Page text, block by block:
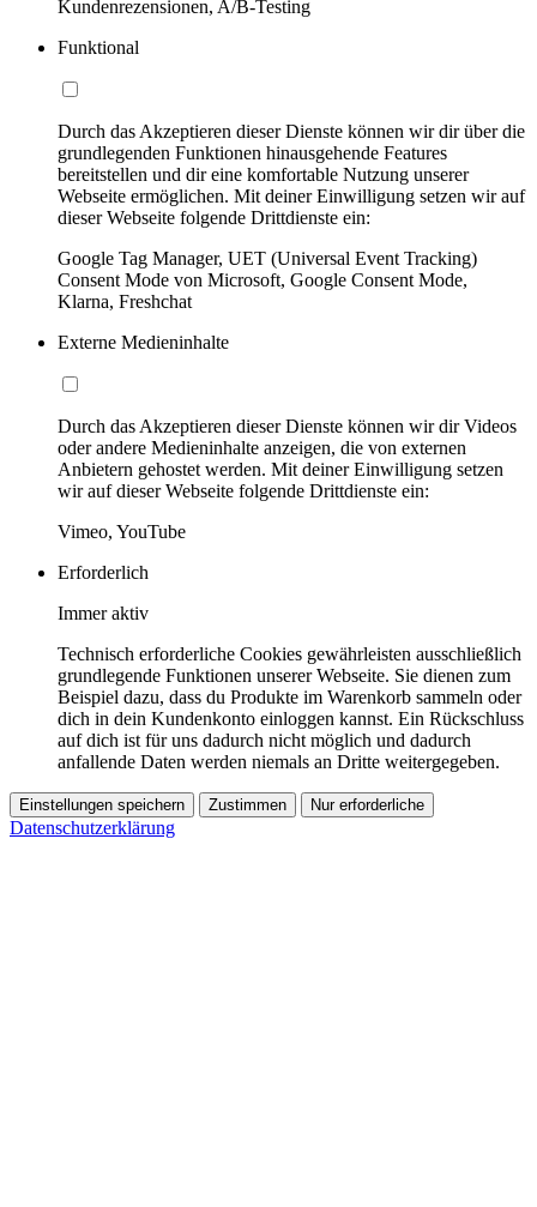
Kundenrezensionen, A/B-Testing
Funktional
Durch das Akzeptieren dieser Dienste können wir dir über die
grundlegenden Funktionen hinausgehende Features
bereitstellen und dir eine komfortable Nutzung unserer
Webseite ermöglichen. Mit deiner Einwilligung setzen wir auf
dieser Webseite folgende Drittdienste ein:
Google Tag Manager, UET (Universal Event Tracking)
Consent Mode von Microsoft, Google Consent Mode,
Klarna, Freshchat
Externe Medieninhalte
Durch das Akzeptieren dieser Dienste können wir dir Videos
oder andere Medieninhalte anzeigen, die von externen
Anbietern gehostet werden. Mit deiner Einwilligung setzen
wir auf dieser Webseite folgende Drittdienste ein:
Vimeo, YouTube
Erforderlich
Immer aktiv
Technisch erforderliche Cookies gewährleisten ausschließlich
grundlegende Funktionen unserer Webseite. Sie dienen zum
Beispiel dazu, dass du Produkte im Warenkorb sammeln oder
dich in dein Kundenkonto einloggen kannst. Ein Rückschluss
auf dich ist für uns dadurch nicht möglich und dadurch
anfallende Daten werden niemals an Dritte weitergegeben.
Einstellungen speichern Zustimmen Nur erforderliche
Datenschutzerklärung